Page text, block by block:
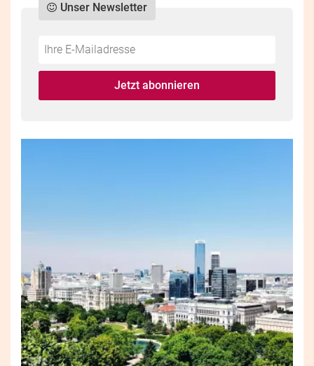
Do
fill
Unser Newsletter
*Ihre
Mailadresse:
Jetzt abonnieren